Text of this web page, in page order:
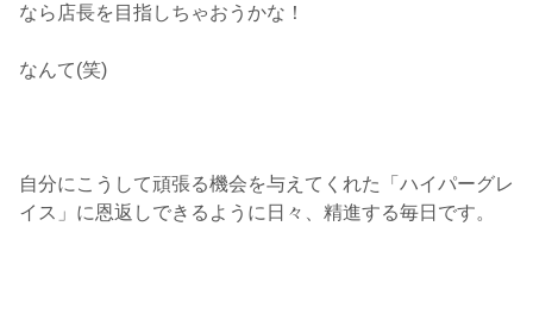
なら店長を目指しちゃおうかな！
なんて(笑)
自分にこうして頑張る機会を与えてくれた「ハイパーグレ
イス」に恩返しできるように日々、精進する毎日です。